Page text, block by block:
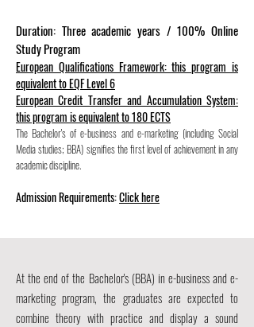
Duration: Three academic years / 100% Online
Study Program
European Qualifications Framework: this program is
equivalent to EQF Level 6
European Credit Transfer and Accumulation System:
this program is equivalent to 180 ECTS
The Bachelor's of e-business and e-marketing (including Social
Media studies; BBA) signifies the first level of achievement in any
academic discipline.
Admission Requirements:Click here​
At the end of the Bachelor's (BBA) in e-business and e-
marketing program, the graduates are expected to
combine theory with practice and display a sound